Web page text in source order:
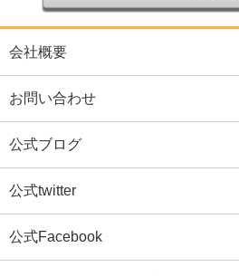
会社概要
お問い合わせ
公式ブログ
公式twitter
公式Facebook